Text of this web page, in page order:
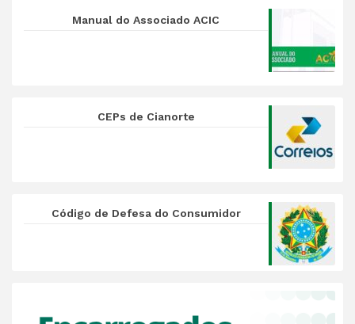
Manual do Associado ACIC
CEPs de Cianorte
Código de Defesa do Consumidor